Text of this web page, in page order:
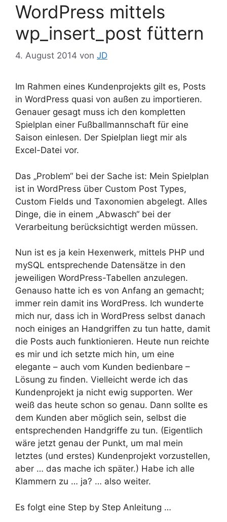
WordPress mittels
wp_insert_post füttern
4. August 2014 von JD
Im Rahmen eines Kundenprojekts gilt es, Posts
in WordPress quasi von außen zu importieren.
Genauer gesagt muss ich den kompletten
Spielplan einer Fußballmannschaft für eine
Saison einlesen. Der Spielplan liegt mir als
Excel-Datei vor.
Das „Problem“ bei der Sache ist: Mein Spielplan
ist in WordPress über Custom Post Types,
Custom Fields und Taxonomien abgelegt. Alles
Dinge, die in einem „Abwasch“ bei der
Verarbeitung berücksichtigt werden müssen.
Nun ist es ja kein Hexenwerk, mittels PHP und
mySQL entsprechende Datensätze in den
jeweiligen WordPress-Tabellen anzulegen.
Genauso hatte ich es von Anfang an gemacht;
immer rein damit ins WordPress. Ich wunderte
mich nur, dass ich in WordPress selbst danach
noch einiges an Handgriffen zu tun hatte, damit
die Posts auch funktionieren. Heute nun reichte
es mir und ich setzte mich hin, um eine
elegante – auch vom Kunden bedienbare –
Lösung zu finden. Vielleicht werde ich das
Kundenprojekt ja nicht ewig supporten. Wer
weiß das heute schon so genau. Dann sollte es
dem Kunden aber möglich sein, selbst die
entsprechenden Handgriffe zu tun. (Eigentlich
wäre jetzt genau der Punkt, um mal mein
letztes (und erstes) Kundenprojekt vorzustellen,
aber … das mache ich später.) Habe ich alle
Klammern zu … ja? … also weiter.
Es folgt eine Step by Step Anleitung …